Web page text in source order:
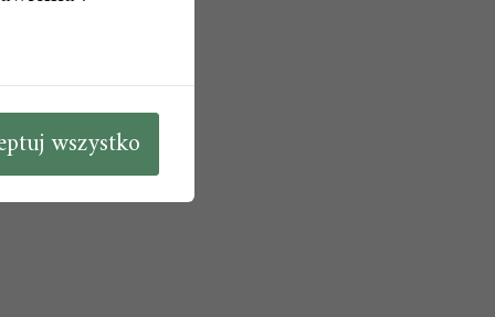
wszystko